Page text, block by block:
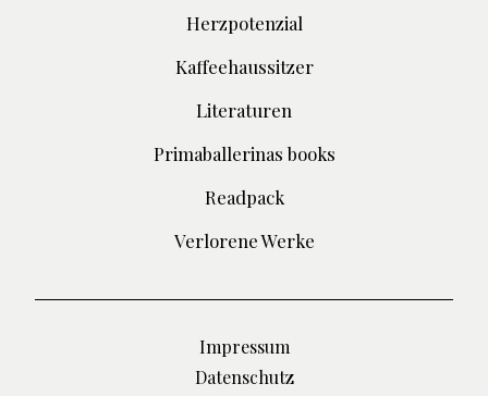
Herzpotenzial
Kaffeehaussitzer
Literaturen
Primaballerinas books
Readpack
Verlorene Werke
Impressum
Datenschutz